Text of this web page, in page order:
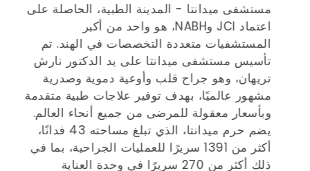
مستشفى ميدانتا - المدينة الطبية، الحاصلة على
اعتماد JCI وNABH، هو واحد من أكبر
المستشفيات متعددة التخصصات في الهند. تم
تأسيس مستشفى ميدانتا على يد الدكتور نارش
تريهان، وهو جراح قلب وأوعية دموية وصدرية
مشهور عالميًا، بهدف توفير علاجات طبية متقدمة
وبأسعار معقولة للمرضى من جميع أنحاء العالم.
يضم حرم ميدانتا، الذي تبلغ مساحته 43 فدانًا،
أكثر من 1391 سريرًا للعمليات الجراحية، بما في
ذلك أكثر من 270 سريرًا في وحدة العناية